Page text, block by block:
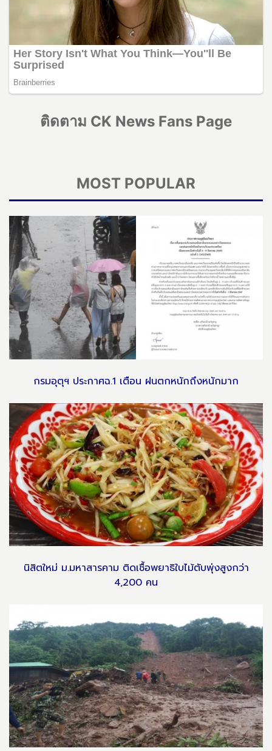
ติดตาม CK News Fans Page
MOST POPULAR
กรมอุตุฯ ประกาศฉ.1 เตือน ฝนตกหนักถึงหนักมาก
นิสิตใหม่ ม.มหาสารคาม ติดเชื้อพยาธิใบไม้ตับพุ่งสูงกว่า
4,200 คน